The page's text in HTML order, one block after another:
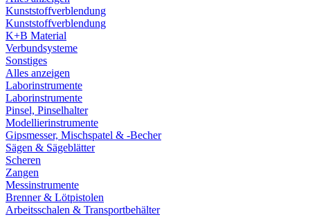
Kunststoffverblendung
Kunststoffverblendung
K+B Material
Verbundsysteme
Sonstiges
Alles anzeigen
Laborinstrumente
Laborinstrumente
Pinsel, Pinselhalter
Modellierinstrumente
Gipsmesser, Mischspatel & -Becher
Sägen & Sägeblätter
Scheren
Zangen
Messinstrumente
Brenner & Lötpistolen
Arbeitsschalen & Transportbehälter